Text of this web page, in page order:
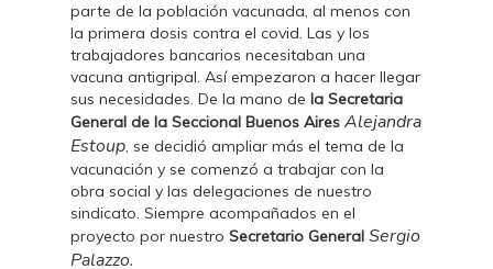
parte de la población vacunada, al menos con
la primera dosis contra el covid. Las y los
trabajadores bancarios necesitaban una
vacuna antigripal. Así empezaron a hacer llegar
sus necesidades. De la mano dela Secretaria
General de la Seccional Buenos Aires Alejandra
Estoup, se decidió ampliar más el tema de la
vacunación y se comenzó a trabajar con la
obra social y las delegaciones de nuestro
sindicato. Siempre acompañados en el
proyecto por nuestroSecretario General Sergio
Palazzo.